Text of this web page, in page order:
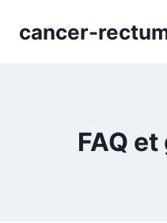
cancer-
FAQ